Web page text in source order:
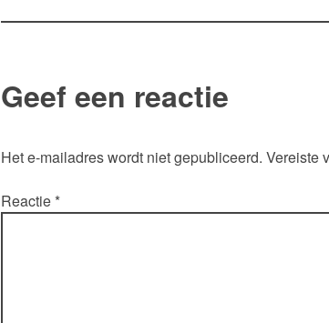
Geef een reactie
Het e-mailadres wordt niet gepubliceerd. Vereiste
Reactie *